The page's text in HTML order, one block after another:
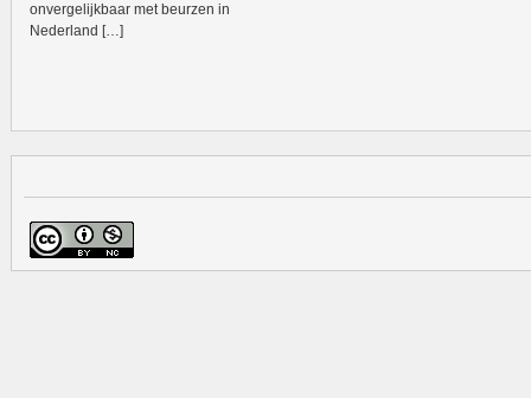
onvergelijkbaar met beurzen in
Nederland […]